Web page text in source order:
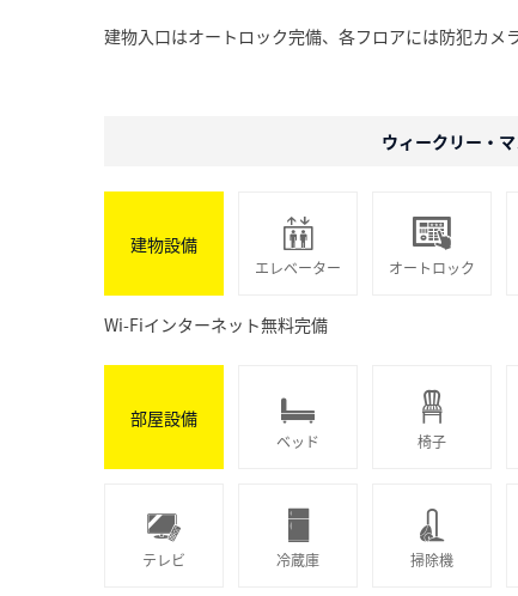
建物入口はオートロック完備、各フロアには防犯カメ
ウィークリー・
建物設備
エレベーター オートロック
Wi-Fiインターネット無料完備
部屋設備
ベッド 椅子
テレビ 冷蔵庫 掃除機